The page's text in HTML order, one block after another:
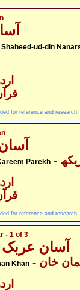
Shaheed-ud-din
-
for reference and research.
Parekh
-
for reference and research.
- 1 of 3
آسان عربک
Khan خان